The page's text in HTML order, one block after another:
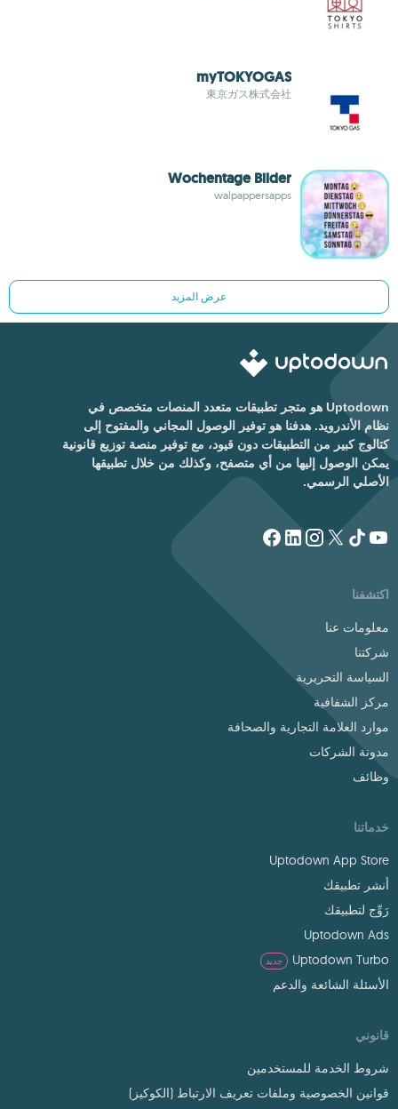
myTOKYOGAS
東京ガス株式会社
Wochentage Bilder
walpappersapps
عرض المزيد
Uptodown هو متجر تطبيقات متعدد المنصات متخصص في
نظام الأندرويد. هدفنا هو توفير الوصول المجاني والمفتوح إلى
كتالوج كبير من التطبيقات دون قيود، مع توفير منصة توزيع قانونية
يمكن الوصول إليها من أي متصفح، وكذلك من خلال تطبيقها
الأصلي الرسمي.
اكتشفنا
معلومات عنا
شركتنا
السياسة التحريرية
مركز الشفافية
موارد العلامة التجارية والصحافة
مدونة الشركات
وظائف
خدماتنا
Uptodown App Store
أنشر تطبيقك
رَوِّج لتطبيقك
Uptodown Ads
Uptodown Turbo
جديد
الأسئلة الشائعة والدعم
قانوني
شروط الخدمة للمستخدمين
قوانين الخصوصية وملفات تعريف الارتباط (الكوكيز)